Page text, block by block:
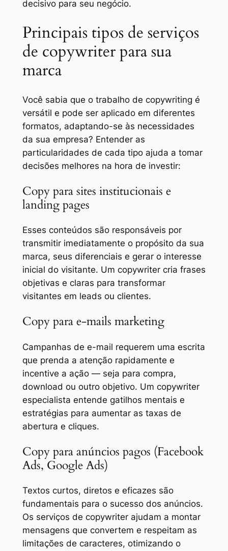
decisivo para seu negócio.
Principais tipos de serviços
de copywriter para sua
marca
Você sabia que o trabalho de copywriting é
versátil e pode ser aplicado em diferentes
formatos, adaptando-se às necessidades
da sua empresa? Entender as
particularidades de cada tipo ajuda a tomar
decisões melhores na hora de investir:
Copy para sites institucionais e
landing pages
Esses conteúdos são responsáveis por
transmitir imediatamente o propósito da sua
marca, seus diferenciais e gerar o interesse
inicial do visitante. Um copywriter cria frases
objetivas e claras para transformar
visitantes em leads ou clientes.
Copy para e-mails marketing
Campanhas de e-mail requerem uma escrita
que prenda a atenção rapidamente e
incentive a ação — seja para compra,
download ou outro objetivo. Um copywriter
especialista entende gatilhos mentais e
estratégias para aumentar as taxas de
abertura e cliques.
Copy para anúncios pagos (Facebook
Ads, Google Ads)
Textos curtos, diretos e eficazes são
fundamentais para o sucesso dos anúncios.
Os serviços de copywriter ajudam a montar
mensagens que convertem e respeitam as
limitações de caracteres, otimizando o